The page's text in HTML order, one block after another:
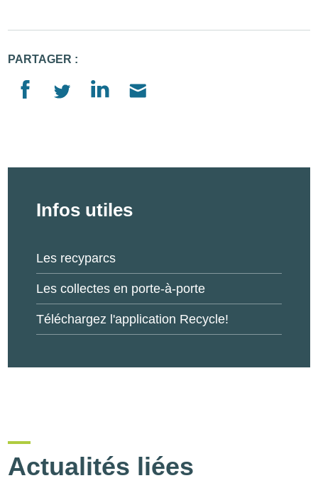
PARTAGER :
Infos utiles
Les recyparcs
Les collectes en porte-à-porte
Téléchargez l'application Recycle!
Actualités liées